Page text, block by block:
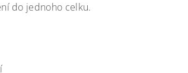
do jednoho celku.